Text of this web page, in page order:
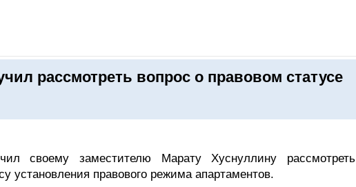
рассмотреть вопрос о правовом статусе
своему заместителю Марату Хуснуллину рассмотреть
установления правового режима апартаментов.